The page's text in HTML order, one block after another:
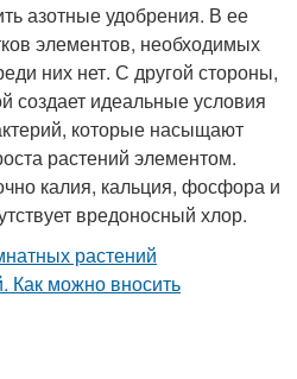
азотные удобрения. В ее
элементов, необходимых
них нет. С другой стороны,
создает идеальные условия
которые насыщают
растений элементом.
калия, кальция, фосфора и
вредоносный хлор.